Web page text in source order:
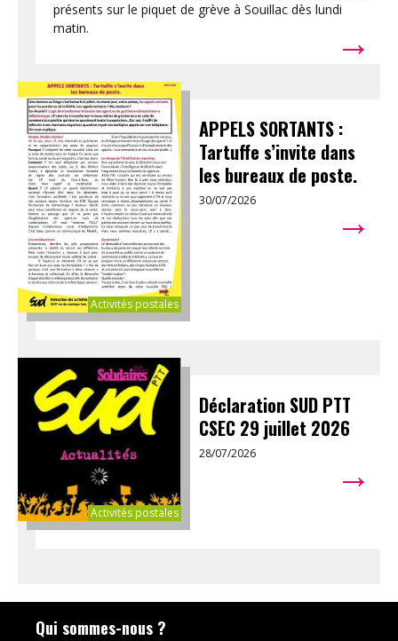
présents sur le piquet de grève à Souillac dès lundi
matin.
→
Activités postales
APPELS SORTANTS :
Tartuffe s’invite dans
les bureaux de poste.
30/07/2026 →
Activités postales
Déclaration SUD PTT
CSEC 29 juillet 2026
28/07/2026 →
Qui sommes-nous ?